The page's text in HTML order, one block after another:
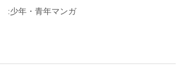
少年・青年マンガ